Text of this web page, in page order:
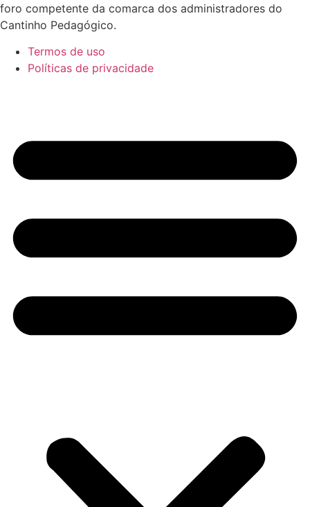
foro competente da comarca dos administradores do
Cantinho Pedagógico.
Termos de uso
Políticas de privacidade